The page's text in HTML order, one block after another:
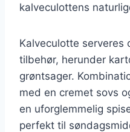
kalveculottens
Kalveculotte serveres
tilbehør, herunder
grøntsager.
med en cremet sovs
en uforglemmelig
perfekt til